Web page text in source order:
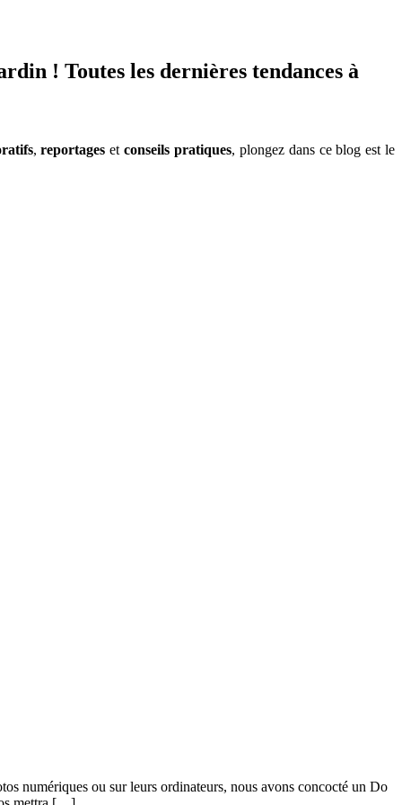
! Toutes les dernières tendances à
,reportages etconseils pratiques, plongez dans ce blog est le
numériques ou sur leurs ordinateurs, nous avons concocté un Do